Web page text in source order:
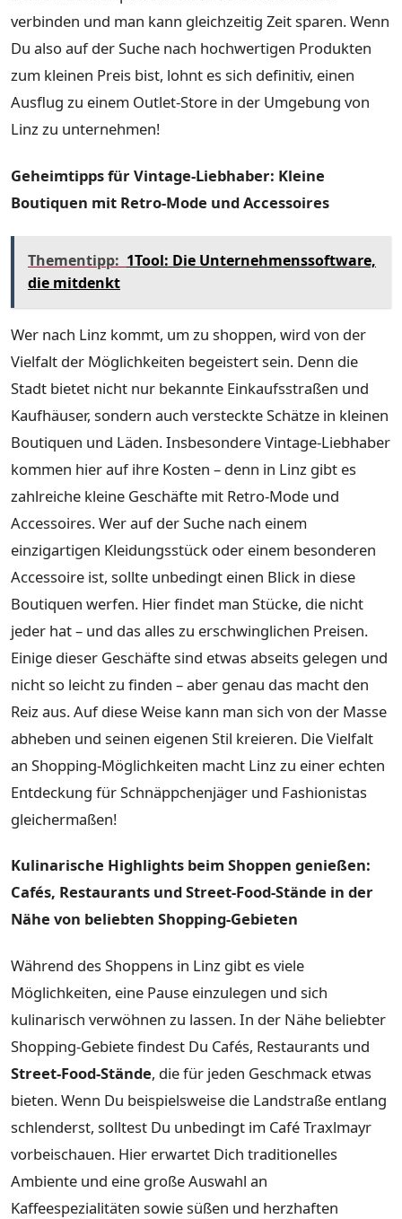
verbinden und man kann gleichzeitig Zeit sparen. Wenn
Du also auf der Suche nach hochwertigen Produkten
zum kleinen Preis bist, lohnt es sich definitiv, einen
Ausflug zu einem Outlet-Store in der Umgebung von
Linz zu unternehmen!
Geheimtipps für Vintage-Liebhaber: Kleine
Boutiquen mit Retro-Mode und Accessoires
Thementipp: 1Tool: Die Unternehmenssoftware,
die mitdenkt
Wer nach Linz kommt, um zu shoppen, wird von der
Vielfalt der Möglichkeiten begeistert sein. Denn die
Stadt bietet nicht nur bekannte Einkaufsstraßen und
Kaufhäuser, sondern auch versteckte Schätze in kleinen
Boutiquen und Läden. Insbesondere Vintage-Liebhaber
kommen hier auf ihre Kosten – denn in Linz gibt es
zahlreiche kleine Geschäfte mit Retro-Mode und
Accessoires. Wer auf der Suche nach einem
einzigartigen Kleidungsstück oder einem besonderen
Accessoire ist, sollte unbedingt einen Blick in diese
Boutiquen werfen. Hier findet man Stücke, die nicht
jeder hat – und das alles zu erschwinglichen Preisen.
Einige dieser Geschäfte sind etwas abseits gelegen und
nicht so leicht zu finden – aber genau das macht den
Reiz aus. Auf diese Weise kann man sich von der Masse
abheben und seinen eigenen Stil kreieren. Die Vielfalt
an Shopping-Möglichkeiten macht Linz zu einer echten
Entdeckung für Schnäppchenjäger und Fashionistas
gleichermaßen!
Kulinarische Highlights beim Shoppen genießen:
Cafés, Restaurants und Street-Food-Stände in der
Nähe von beliebten Shopping-Gebieten
Während des Shoppens in Linz gibt es viele
Möglichkeiten, eine Pause einzulegen und sich
kulinarisch verwöhnen zu lassen. In der Nähe beliebter
Shopping-Gebiete findest Du Cafés, Restaurants und
Street-Food-Stände, die für jeden Geschmack etwas
bieten. Wenn Du beispielsweise die Landstraße entlang
schlenderst, solltest Du unbedingt im Café Traxlmayr
vorbeischauen. Hier erwartet Dich traditionelles
Ambiente und eine große Auswahl an
Kaffeespezialitäten sowie süßen und herzhaften